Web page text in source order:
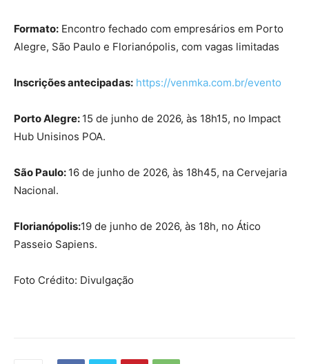
Formato: Encontro fechado com empresários em Porto
Alegre, São Paulo e Florianópolis, com vagas limitadas
Inscrições antecipadas: https://venmka.com.br/evento
Porto Alegre: 15 de junho de 2026, às 18h15, no Impact
Hub Unisinos POA.
São Paulo: 16 de junho de 2026, às 18h45, na Cervejaria
Nacional.
Florianópolis:19 de junho de 2026, às 18h, no Ático
Passeio Sapiens.
Foto Crédito: Divulgação